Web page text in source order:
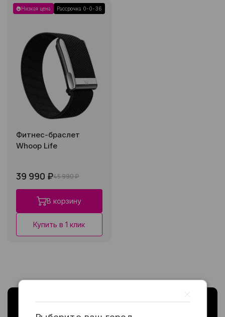
Низкая цена Рассрочка 0-0-36
Фитнес-браслет
Whoop Life
39 990 ₽45 990 ₽
В корзину
Купить в 1 клик